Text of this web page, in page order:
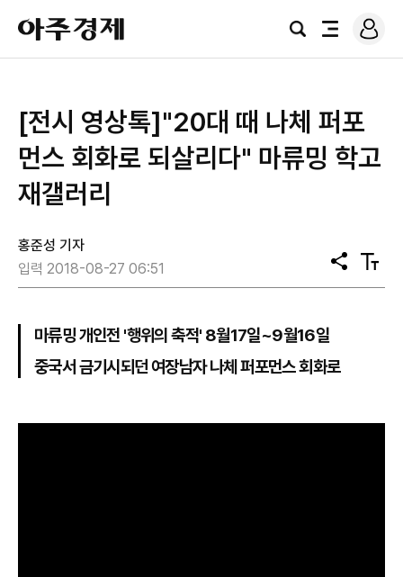
아
주
경
검
전
로
그
[전시 영상톡]"20대 때 나체 퍼포
먼스 회화로 되살리다" 마류밍 학고
재갤러리
홍준성 기자
입력 2018-08-27 06:51
공
유
텍
스
마류밍 개인전 '행위의 축적' 8월17일~9월16일
중국서 금기시되던 여장남자 나체 퍼포먼스 회화로